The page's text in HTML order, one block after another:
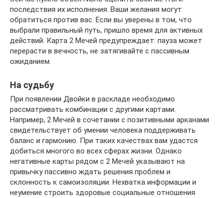
последствия их исполнения. Ваши желания могут
обратиться против вас. Если вы уверены в том, что
выбрали правильный путь, пришло время для активных
действий. Карта 2 Мечей предупреждает: пауза может
перерасти в вечность, не затягивайте с пассивным
ожиданием.
На судьбу
При появлении Двойки в раскладе необходимо
рассматривать комбинации с другими картами.
Например, 2 Мечей в сочетании с позитивными арканами
свидетельствует об умении человека поддерживать
баланс и гармонию. При таких качествах вам удастся
добиться многого во всех сферах жизни. Однако
негативные карты рядом с 2 Мечей указывают на
привычку пассивно ждать решения проблем и
склонность к самоизоляции. Нехватка информации и
неумение строить здоровые социальные отношения